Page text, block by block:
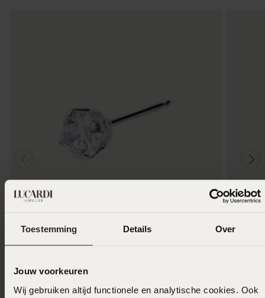
Toestemming Details Over
Jouw voorkeuren
Wij gebruiken altijd functionele en analytische cookies. Ook
14